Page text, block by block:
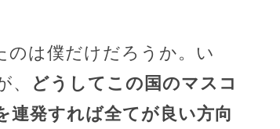
のは僕だけだろうか。い
どうしてこの国のマスコ
連発すれば全てが良い方向